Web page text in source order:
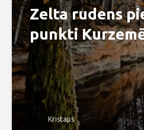
Zelta rudens
punkti
Kristaps